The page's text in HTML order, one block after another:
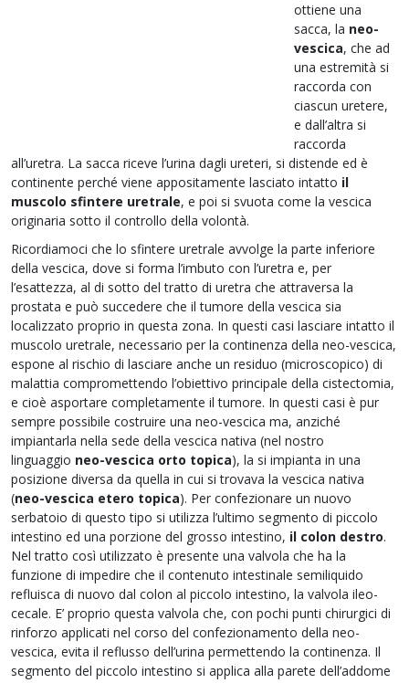
ottiene una
sacca, la neo-
vescica, che ad
una estremità si
raccorda con
ciascun uretere,
e dall’altra si
raccorda
all’uretra. La sacca riceve l’urina dagli ureteri, si distende ed è
continente perché viene appositamente lasciato intatto il
muscolo sfintere uretrale, e poi si svuota come la vescica
originaria sotto il controllo della volontà.
Ricordiamoci che lo sfintere uretrale avvolge la parte inferiore
della vescica, dove si forma l’imbuto con l’uretra e, per
l’esattezza, al di sotto del tratto di uretra che attraversa la
prostata e può succedere che il tumore della vescica sia
localizzato proprio in questa zona. In questi casi lasciare intatto il
muscolo uretrale, necessario per la continenza della neo-vescica,
espone al rischio di lasciare anche un residuo (microscopico) di
malattia compromettendo l’obiettivo principale della cistectomia,
e cioè asportare completamente il tumore. In questi casi è pur
sempre possibile costruire una neo-vescica ma, anziché
impiantarla nella sede della vescica nativa (nel nostro
linguaggio neo-vescica orto topica), la si impianta in una
posizione diversa da quella in cui si trovava la vescica nativa
(neo-vescica etero topica). Per confezionare un nuovo
serbatoio di questo tipo si utilizza l’ultimo segmento di piccolo
intestino ed una porzione del grosso intestino, il colon destro.
Nel tratto così utilizzato è presente una valvola che ha la
funzione di impedire che il contenuto intestinale semiliquido
refluisca di nuovo dal colon al piccolo intestino, la valvola ileo-
cecale. E’ proprio questa valvola che, con pochi punti chirurgici di
rinforzo applicati nel corso del confezionamento della neo-
vescica, evita il reflusso dell’urina permettendo la continenza. Il
segmento del piccolo intestino si applica alla parete dell’addome